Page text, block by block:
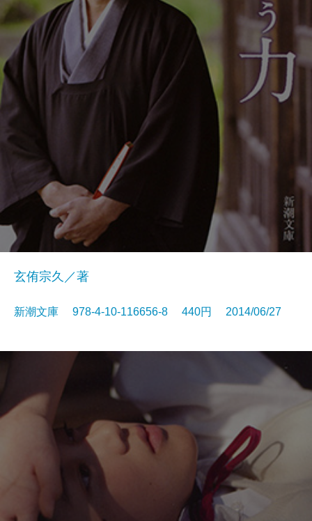
玄侑宗久／著
新潮文庫 978-4-10-116656-8 440円 2014/06/27